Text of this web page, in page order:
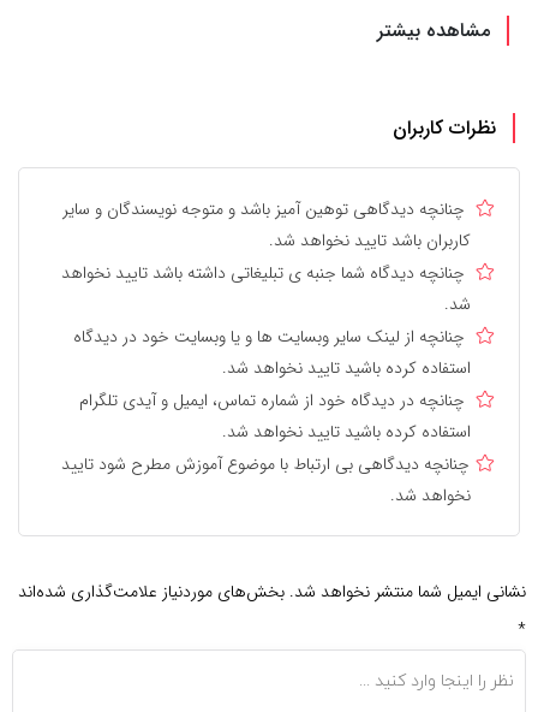
مشاهده بیشتر
نظرات کاربران
چنانچه دیدگاهی توهین آمیز باشد و متوجه نویسندگان و سایر
کاربران باشد تایید نخواهد شد.
چنانچه دیدگاه شما جنبه ی تبلیغاتی داشته باشد تایید نخواهد
شد.
چنانچه از لینک سایر وبسایت ها و یا وبسایت خود در دیدگاه
استفاده کرده باشید تایید نخواهد شد.
چنانچه در دیدگاه خود از شماره تماس، ایمیل و آیدی تلگرام
استفاده کرده باشید تایید نخواهد شد.
چنانچه دیدگاهی بی ارتباط با موضوع آموزش مطرح شود تایید
نخواهد شد.
نشانی ایمیل شما منتشر نخواهد شد. بخش‌های موردنیاز علامت‌گذاری شده‌اند
*